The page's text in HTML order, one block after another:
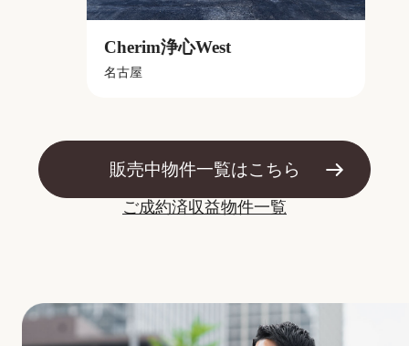
Cherim浄心West
名古屋
販売中物件⼀覧はこちら
ご成約済収益物件⼀覧